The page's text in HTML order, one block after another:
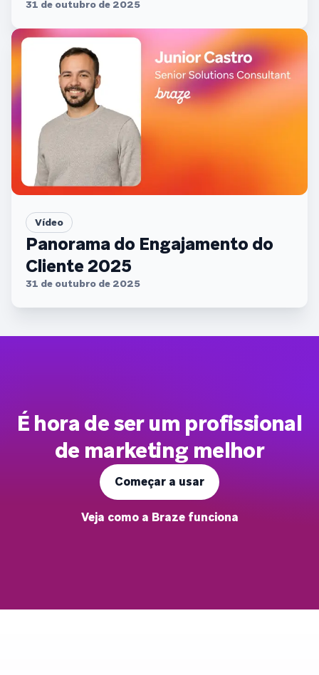
31 de outubro de 2025
Vídeo
Panorama do Engajamento do
Cliente 2025
31 de outubro de 2025
É hora de ser um profissional
de marketing melhor
Começar a usar
Veja como a Braze funciona